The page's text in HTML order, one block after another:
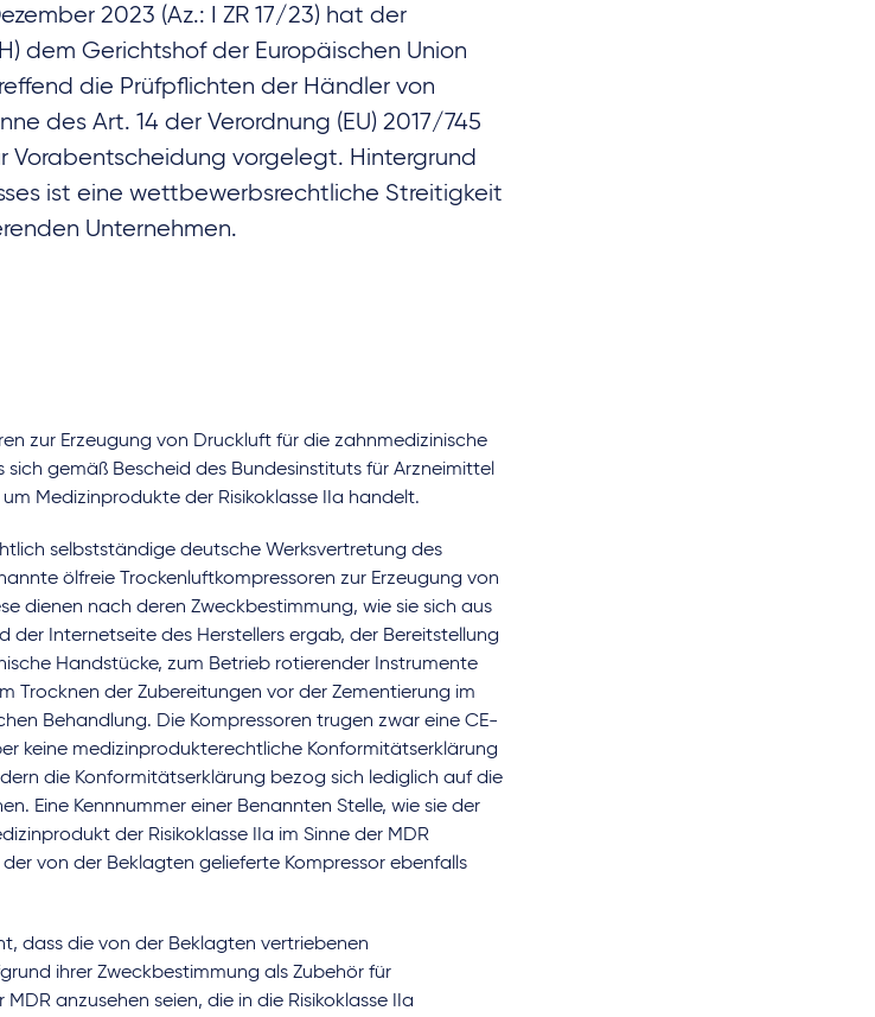
2023 (Az.: I ZR 17/23) hat der
dem Gerichtshof der Europäischen Union
die Prüfpflichten der Händler von
des Art. 14 der Verordnung (EU) 2017/745
Vorabentscheidung vorgelegt. Hintergrund
ist eine wettbewerbsrechtliche Streitigkeit
Unternehmen.
zur Erzeugung von Druckluft für die zahnmedizinische
sich gemäß Bescheid des Bundesinstituts für Arzneimittel
Medizinprodukte der Risikoklasse IIa handelt.
selbstständige deutsche Werksvertretung des
ölfreie Trockenluftkompressoren zur Erzeugung von
dienen nach deren Zweckbestimmung, wie sie sich aus
der Internetseite des Herstellers ergab, der Bereitstellung
Handstücke, zum Betrieb rotierender Instrumente
Trocknen der Zubereitungen vor der Zementierung im
Behandlung. Die Kompressoren trugen zwar eine CE-
keine medizinprodukterechtliche Konformitätserklärung
die Konformitätserklärung bezog sich lediglich auf die
Eine Kennnummer einer Benannten Stelle, wie sie der
der Risikoklasse IIa im Sinne der MDR
von der Beklagten gelieferte Kompressor ebenfalls
dass die von der Beklagten vertriebenen
ihrer Zweckbestimmung als Zubehör für
anzusehen seien, die in die Risikoklasse IIa